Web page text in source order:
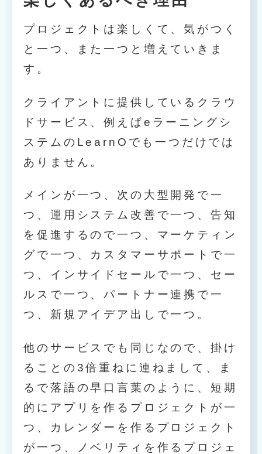
プロジェクトは楽しくて、気がつく
と一つ、また一つと増えていきま
す。
クライアントに提供しているクラウ
ドサービス、例えばeラーニングシ
ステムのLearnOでも一つだけでは
ありません。
メインが一つ、次の大型開発で一
つ、運用システム改善で一つ、告知
を促進するので一つ、マーケティン
グで一つ、カスタマーサポートで一
つ、インサイドセールで一つ、セー
ルスで一つ、パートナー連携で一
つ、新規アイデア出しで一つ。
他のサービスでも同じなので、掛け
ることの3倍重ねに連ねまして、ま
るで落語の早口言葉のように、短期
的にアプリを作るプロジェクトが一
つ、カレンダーを作るプロジェクト
が一つ、ノベリティを作るプロジェ